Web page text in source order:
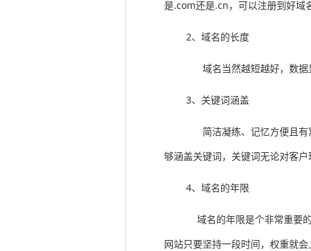
是.com还是.cn，可以注册到好域
2、域名的长度
域名当然越短越好，数
3、关键词涵盖
简洁凝练、记忆方便且
够涵盖关键词，关键词无论对客
4、域名的年限
域名的年限是个非常重要
网站只要坚持一段时间，权重就会